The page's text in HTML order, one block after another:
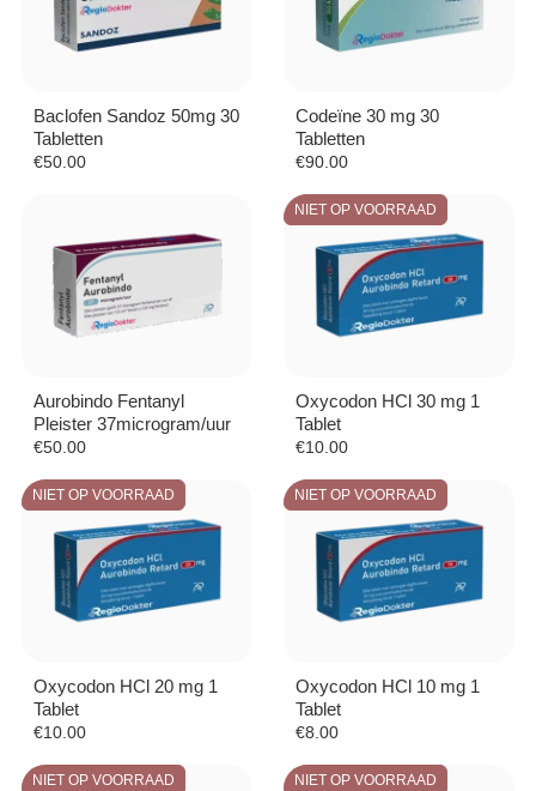
Baclofen Sandoz 50mg 30
Tabletten
€50.00
Codeïne 30 mg 30
Tabletten
€90.00
Aurobindo Fentanyl
Pleister 37microgram/uur
€50.00
NIET OP VOORRAAD
Oxycodon HCl 30 mg 1
Tablet
€10.00
NIET OP VOORRAAD
Oxycodon HCl 20 mg 1
Tablet
€10.00
NIET OP VOORRAAD
Oxycodon HCl 10 mg 1
Tablet
€8.00
NIET OP VOORRAAD NIET OP VOORRAAD